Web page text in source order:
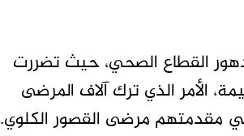
القطاع الصحي، حيث تضررت
الأمر الذي ترك آلاف المرضى
مقدمتهم مرضى القصور الكلوي.